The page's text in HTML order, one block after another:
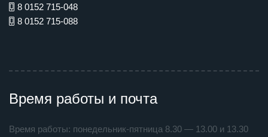
8 0152 715-048
8 0152 715-088
Время работы и почта
Время работы: понедельник-пятница 8.30 — 13.00 и 13.30